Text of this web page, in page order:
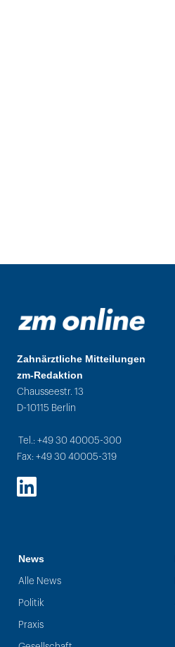
Zahnärztliche Mitteilungen
zm-Redaktion
Chausseestr. 13
D-10115 Berlin
Tel.: +49 30 40005-300
Fax: +49 30 40005-319
LinkedIn
News
Alle News
Politik
Praxis